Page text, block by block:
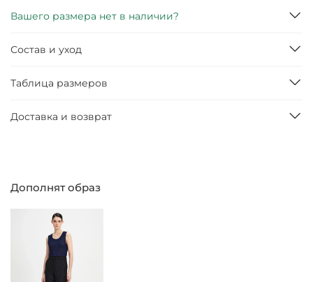
Вашего размера нет в наличии?
Состав и уход
Таблица размеров
Доставка и возврат
Дополнят образ